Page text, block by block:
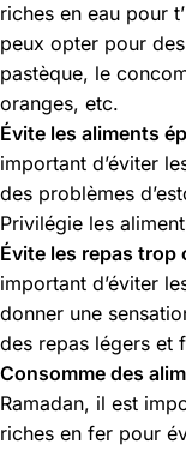
riches en eau pour
peux opter pour
pastèque, le
oranges, etc.
Évite les aliments
important d’éviter
des problèmes
Privilégie les
Évite les repas trop
important d’éviter
donner une
des repas légers et
Consomme des
Ramadan, il est
riches en fer pour